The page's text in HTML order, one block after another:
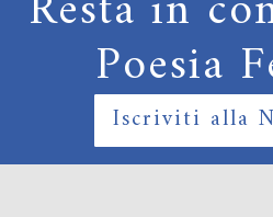
Poesia
Iscriviti alla